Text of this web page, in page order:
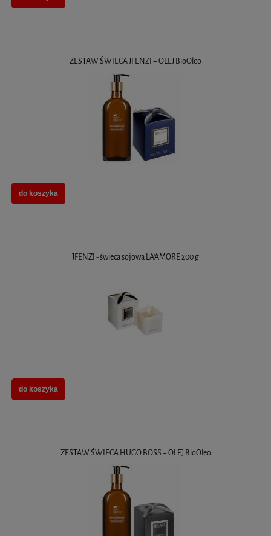
ZESTAW ŚWIECA JFENZI + OLEJ BioOleo
do koszyka
JFENZI - świeca sojowa LA'AMORE 200 g
do koszyka
ZESTAW ŚWIECA HUGO BOSS + OLEJ BioOleo